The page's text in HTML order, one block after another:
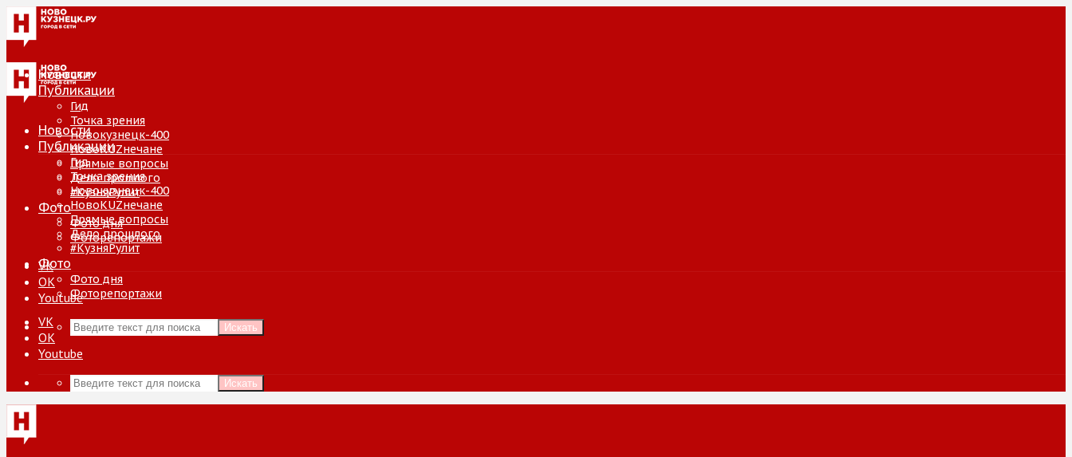
Новости
Публикации
Гид
Точка зрения
Новокузнецк-400
НовоKUZнечане
Прямые вопросы
Дело прошлого
#КузняРулит
Фото
Фото дня
Фоторепортажи
VK
ОК
Youtube
Искать
Новости
Публикации
Гид
Точка зрения
Новокузнецк-400
НовоKUZнечане
Прямые вопросы
Дело прошлого
#КузняРулит
Фото
Фото дня
Фоторепортажи
VK
ОК
Youtube
Искать